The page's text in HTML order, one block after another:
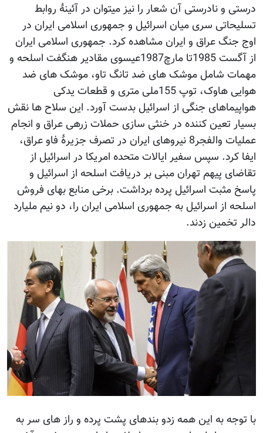
درستی و نادرستی آن شعار را نیز میتوان در آئینۀ روابط
تسلیحاتی سری میان اسرائیل و جمهوری اسلامی ایران در
اوج جنگ عراق و ایران مشاهده کرد. جمهوری اسلامی ایران
از آگست 1985تا مارچ1987عیسوی مقادیر هنگفت اسلحه و
مهمات شامل موشک های ضد تانگ تاو، موشک های ضد
هوایی هاوک، توپ 155ملی متری و قطعات یدکی
هواپیماهای جنگی از اسرائیل بدست آورد. این سلاح ها نقش
بسیار تعین کننده در خنثی سازی حملات زرهی عراق و انجام
عملیات والفجر8 نیروهای ایران در تصرف جزیرۀ فاو عراق،
ایفا کرد. سپس سفیر ایالات متحده امریکا در اسرائیل از
تقاضای پیهم تهران مبنی بر دریافت اسلحه از اسرائیل و
پاسخ مثبت اسرائیل پرده برداشت. برخی منابع بهای فروش
اسلحه از اسرائیل به جمهوری اسلامی ایران را، دو نیم ملیارد
دالر تخمین زدند.
با توجه به این همه زدو بندهای پشت پرده و راز های سر به